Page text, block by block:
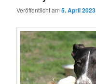
Veröffentlicht am5. April 2023